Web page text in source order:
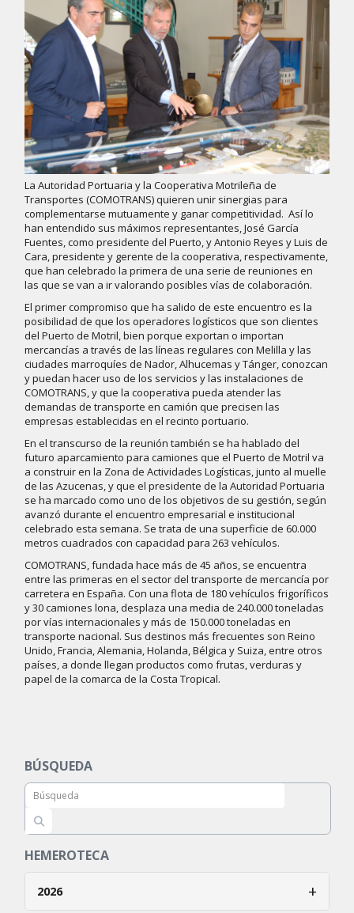
La Autoridad Portuaria y la Cooperativa Motrileña de
Transportes (COMOTRANS) quieren unir sinergias para
complementarse mutuamente y ganar competitividad. Así lo
han entendido sus máximos representantes, José García
Fuentes, como presidente del Puerto, y Antonio Reyes y Luis de
Cara, presidente y gerente de la cooperativa, respectivamente,
que han celebrado la primera de una serie de reuniones en
las que se van a ir valorando posibles vías de colaboración.
El primer compromiso que ha salido de este encuentro es la
posibilidad de que los operadores logísticos que son clientes
del Puerto de Motril, bien porque exportan o importan
mercancías a través de las líneas regulares con Melilla y las
ciudades marroquíes de Nador, Alhucemas y Tánger, conozcan
y puedan hacer uso de los servicios y las instalaciones de
COMOTRANS, y que la cooperativa pueda atender las
demandas de transporte en camión que precisen las
empresas establecidas en el recinto portuario.
En el transcurso de la reunión también se ha hablado del
futuro aparcamiento para camiones que el Puerto de Motril va
a construir en la Zona de Actividades Logísticas, junto al muelle
de las Azucenas, y que el presidente de la Autoridad Portuaria
se ha marcado como uno de los objetivos de su gestión, según
avanzó durante el encuentro empresarial e institucional
celebrado esta semana. Se trata de una superficie de 60.000
metros cuadrados con capacidad para 263 vehículos.
COMOTRANS, fundada hace más de 45 años, se encuentra
entre las primeras en el sector del transporte de mercancía por
carretera en España. Con una flota de 180 vehículos frigoríficos
y 30 camiones lona, desplaza una media de 240.000 toneladas
por vías internacionales y más de 150.000 toneladas en
transporte nacional. Sus destinos más frecuentes son Reino
Unido, Francia, Alemania, Holanda, Bélgica y Suiza, entre otros
países, a donde llegan productos como frutas, verduras y
papel de la comarca de la Costa Tropical.
BÚSQUEDA
HEMEROTECA
2026 +